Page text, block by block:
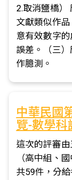
2.取消鹽橋）
文獻類似作
意有效數字
誤差。（三
作臆測。
中華民國
覽-數學科
這次的評審
（高中組、
共59件，分